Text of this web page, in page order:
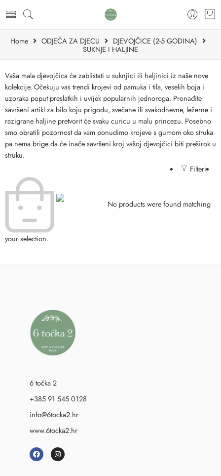
Home ODJEĆA ZA DJECU
DJEVOJČICE (2-5 GODINA)
SUKNJE I HALJINE
Vaša mala djevojčica će zablistati u suknjici ili haljinici iz naše nove
kolekcije. Očekuju vas trendi krojevi od pamuka i tila, veselih boja i
uzoraka poput preslatkih i uvijek popularnih jednoroga. Pronađite
savršeni artikl za bilo koju prigodu, svečane ili svakodnevne, ležerne i
razigrane haljine pretvorit će svaku curicu u malu princezu. Posebno
smo obratili pozornost da vam ponudimo krojeve s gumom oko struka
pa nema brige da će inače savršeni kroj vašoj djevojčici biti preširok u
struku.
Filteri
No products were found matching
your selection.
6 točka 2
+385 91 545 0128
info@6tocka2.hr
www.6tocka2.hr